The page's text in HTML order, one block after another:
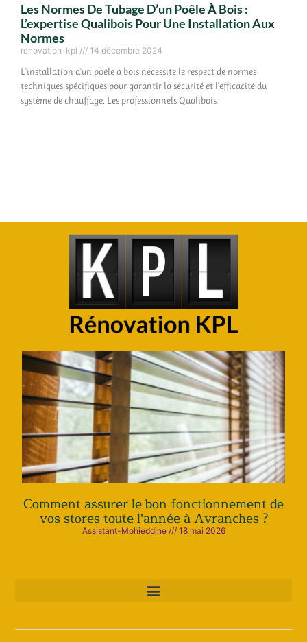
Les Normes De Tubage D’un Poêle À Bois :
L’expertise Qualibois Pour Une Installation Aux
Normes
renovation-kpl 14 décembre 2024
L'installation d'un poêle à bois nécessite le respect de normes
techniques spécifiques pour garantir la sécurité et l'efficacité du
système de chauffage. Les professionnels Qualibois
Comment assurer le bon fonctionnement de
vos stores toute l’année à Avranches ?
Assistant-Mohieddine 18 mai 2026